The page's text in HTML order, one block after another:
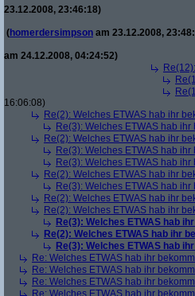
23.12.2008, 23:46:18)
(homerdersimpson am 23.12.2008,
am 24.12.2008, 04:24:52)
16:06:08)
Re(2): Welches ETWAS hab ihr
Re(3): Welches ETWAS hab ihr
Re(2): Welches ETWAS hab ihr
Re(3): Welches ETWAS hab ihr
Re(3): Welches ETWAS hab ihr
Re(2): Welches ETWAS hab ihr
Re(3): Welches ETWAS hab ihr
Re(2): Welches ETWAS hab ihr
Re(2): Welches ETWAS hab ihr
Re(3): Welches ETWAS hab
Re(2): Welches ETWAS hab ihr
Re(3): Welches ETWAS hab
Re: Welches ETWAS hab ihr
Re: Welches ETWAS hab ihr
Re: Welches ETWAS hab ihr
Re: Welches ETWAS hab ihr